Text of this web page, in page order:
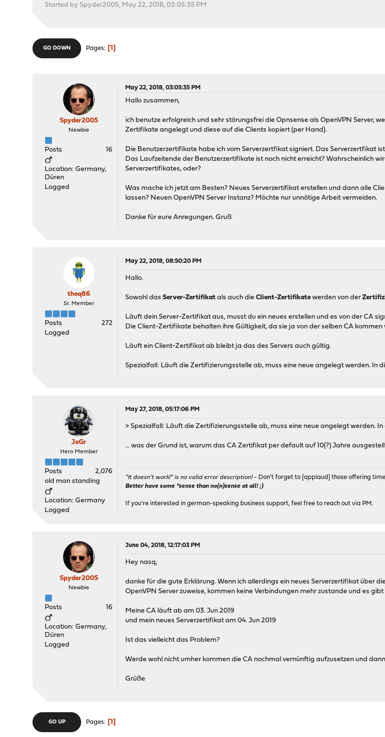
Started by Spyder2005, May 22, 2018, 03:05:35 PM
GO DOWN Pages 1
Spyder2005
Newbie
Posts 16
Location: Germany,
Düren
Logged
May 22, 2018, 03:05:35 PM
Hallo zusammen,
ich benutze erfolgreich und sehr störungsfrei die Opnsense als OpenVPN Server,
Zertifikate angelegt und diese auf die Clients kopiert (per Hand).
Die Benutzerzertifikate habe ich vom Serverzertfikat signiert. Das Serverzertfikat
Das Laufzeitende der Benutzerzertifikate ist noch nicht erreicht? Wahrscheinlich
Serverzertifikates, oder?
Was mache ich jetzt am Besten? Neues Serverzertifikat erstellen und dann alle
lassen? Neuen OpenVPN Server Instanz? Möchte nur unnötige Arbeit vermeiden.
Danke für eure Anregungen. Gruß
theq86
Sr. Member
Posts
272
Logged
May 22, 2018, 08:50:20 PM
Hallo.
Sowohl dasServer-Zertifikat als auch dieClient-Zertifikate werden von der
Läuft dein Server-Zertifikat aus, musst du ein neues erstellen und es von der CA
Die Client-Zertifikate behalten ihre Gültigkeit, da sie ja von der selben CA
Läuft ein Client-Zertifikat ab bleibt ja das des Servers auch gültig.
Spezialfall: Läuft die Zertifizierungsstelle ab, muss eine neue angelegt werden. In
JeGr
Hero Member
Posts
2,076
old man standing
Location: Germany
Logged
May 27, 2018, 05:17:06 PM
> Spezialfall: Läuft die Zertifizierungsstelle ab, muss eine neue angelegt werden.
... was der Grund ist, warum das CA Zertifikat per default auf 10(?) Jahre
"It doesn't work!" is no valid error description!- Don't forget to [applaud] those offering
Better have some *sense than no(n)sense at all! ;)
If you're interested in german-speaking business support, feel free to reach out via PM.
Spyder2005
Newbie
Posts 16
Location: Germany,
Düren
Logged
June 04, 2018, 12:17:03 PM
Hey nasq,
danke für die gute Erklärung. Wenn ich allerdings ein neues Serverzertifikat über
OpenVPN Server zuweise, kommen keine Verbindungen mehr zustande und es
Meine CA läuft ab am 03. Jun 2019
und mein neues Serverzertifikat am 04. Jun 2019
Ist das vielleicht das Problem?
Werde wohl nicht umher kommen die CA nochmal vernünftig aufzusetzen und
Grüße
GO UP Pages 1